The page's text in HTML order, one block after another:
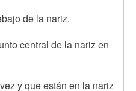
de la nariz.
central de la nariz en
y que están en la nariz